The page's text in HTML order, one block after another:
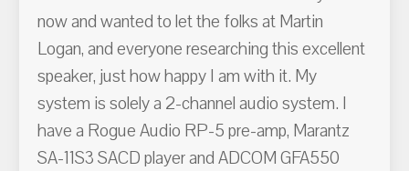
now and wanted to let the folks at Martin
Logan, and everyone researching this excellent
speaker, just how happy I am with it. My
system is solely a 2-channel audio system. I
have a Rogue Audio RP-5 pre-amp, Marantz
SA-11S3 SACD player and ADCOM GFA550